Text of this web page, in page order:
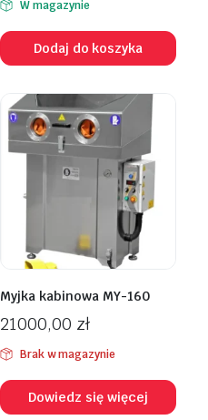
W magazynie
Dodaj do koszyka
Myjka kabinowa MY-160
21000,00 zł
Brak w magazynie
Dowiedz się więcej